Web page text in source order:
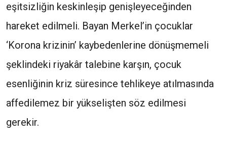
eşitsizliğin keskinleşip genişleyeceğinden
hareket edilmeli. Bayan Merkel’in çocuklar
‘Korona krizinin’ kaybedenlerine dönüşmemeli
şeklindeki riyakâr talebine karşın, çocuk
esenliğinin kriz süresince tehlikeye atılmasında
affedilemez bir yükselişten söz edilmesi
gerekir.